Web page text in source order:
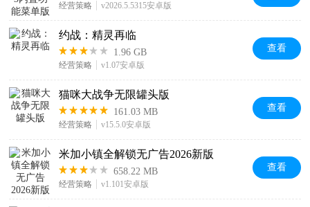
经营策略 v2026.5.5315安卓版
约战：精灵再临
1.96 GB
经营策略 v1.07安卓版
查看
猫咪大战争无限罐头版
161.03 MB
经营策略 v15.5.0安卓版
查看
米加小镇全解锁无广告2026新版
658.22 MB
经营策略 v1.101安卓版
查看